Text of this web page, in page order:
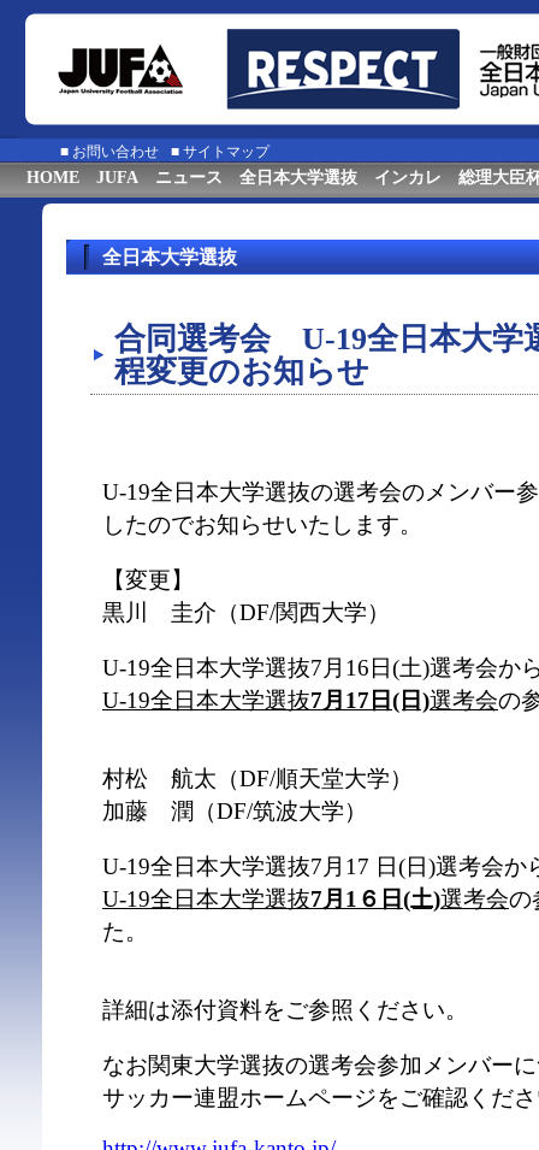
■ お問い合わせ ■ サイトマップ
HOME JUFA ニュース 全日本大学選抜 インカレ 総理大臣
全日本大学選抜
合同選考会 U-19全日本大学
程変更のお知らせ
U-19全日本大学選抜の選考会のメンバー
したのでお知らせいたします。
【変更】
黒川 圭介（DF/関西大学）
U-19全日本大学選抜7月16日(土)選考会か
U-19全日本大学選抜7月17日(日)選考会の
村松 航太（DF/順天堂大学）
加藤 潤（DF/筑波大学）
U-19全日本大学選抜7月17 日(日)選考会か
U-19全日本大学選抜7月1６日(土)選考会の
た。
詳細は添付資料をご参照ください。
なお関東大学選抜の選考会参加メンバー
サッカー連盟ホームページをご確認くだ